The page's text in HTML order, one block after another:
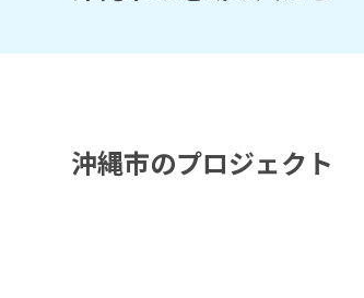
沖縄市のプロジェクト